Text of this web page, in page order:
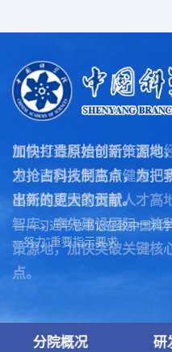
面向世界科技前沿，面向
求，面向人民生命健康，
率先建成国家创新人才高
智库，率先建设国际一流
策源地，加快突破关键核
点。
加快打造原始创新策源地
力抢占科技制高点，为把
出新的更大的贡献。
—— 习近平总书记在致中国科
一努力”重要指示要求
分院概况 研